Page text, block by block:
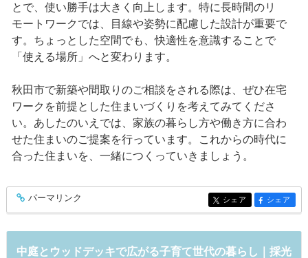
とで、使い勝手は大きく向上します。特に長時間のリ
モートワークでは、目線や姿勢に配慮した設計が重要で
す。ちょっとした空間でも、快適性を意識することで
「使える場所」へと変わります。
秋田市で新築や間取りのご相談をされる際は、ぜひ在宅
ワークを前提とした住まいづくりを考えてみてくださ
い。あしたのいえでは、家族の暮らし方や働き方に合わ
せた住まいのご提案を行っています。これからの時代に
合った住まいを、一緒につくっていきましょう。
entry572
パーマリンク entry572
シェア entry572
シェア
中庭とウッドデッキで広がる子育て世代の暮らし｜採光